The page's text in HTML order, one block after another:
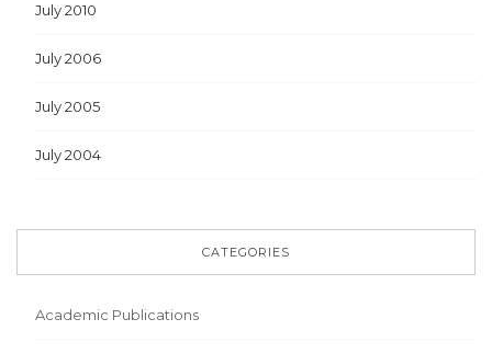
July 2010
July 2006
July 2005
July 2004
CATEGORIES
Academic Publications